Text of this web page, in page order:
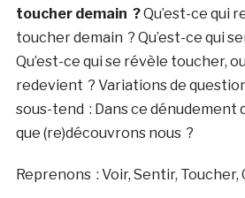
toucher demain ?Qu’est-ce qui
toucher demain ? Qu’est-ce qui
Qu’est-ce qui se révèle toucher,
redevient ? Variations de
sous-tend : Dans ce dénudement
que (re)découvrons nous ?
Reprenons : Voir, Sentir,